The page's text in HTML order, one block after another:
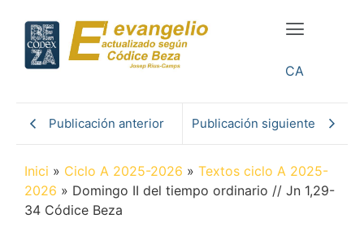
CA
Publicación anterior Publicación siguiente
Inici » Ciclo A 2025-2026 » Textos ciclo A 2025-
2026 » Domingo II del tiempo ordinario // Jn 1,29-
34 Códice Beza